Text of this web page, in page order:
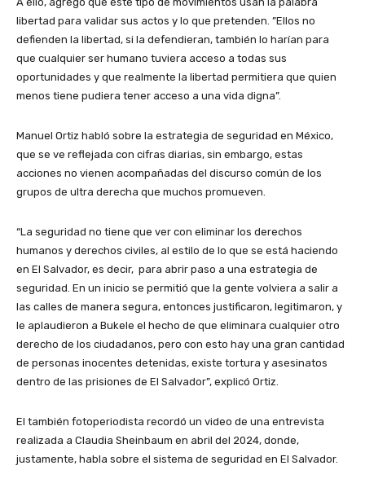
libertad para validar sus actos y lo que pretenden. ”Ellos no
defienden la libertad, si la defendieran, también lo harían para
que cualquier ser humano tuviera acceso a todas sus
oportunidades y que realmente la libertad permitiera que quien
menos tiene pudiera tener acceso a una vida digna”.
Manuel Ortiz habló sobre la estrategia de seguridad en México,
que se ve reflejada con cifras diarias, sin embargo, estas
acciones no vienen acompañadas del discurso común de los
grupos de ultra derecha que muchos promueven.
“La seguridad no tiene que ver con eliminar los derechos
humanos y derechos civiles, al estilo de lo que se está haciendo
en El Salvador, es decir, para abrir paso a una estrategia de
seguridad. En un inicio se permitió que la gente volviera a salir a
las calles de manera segura, entonces justificaron, legitimaron, y
le aplaudieron a Bukele el hecho de que eliminara cualquier otro
derecho de los ciudadanos, pero con esto hay una gran cantidad
de personas inocentes detenidas, existe tortura y asesinatos
dentro de las prisiones de El Salvador”, explicó Ortiz.
El también fotoperiodista recordó un video de una entrevista
realizada a Claudia Sheinbaum en abril del 2024, donde,
justamente, habla sobre el sistema de seguridad en El Salvador.